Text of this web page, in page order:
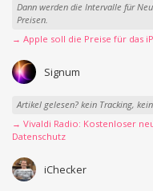
Dann werden die Intervalle für
Preisen.
→ Apple soll die Preise für das
Signum
Artikel gelesen? kein Tracking,
→ Vivaldi Radio: Kostenloser
Datenschutz
iChecker